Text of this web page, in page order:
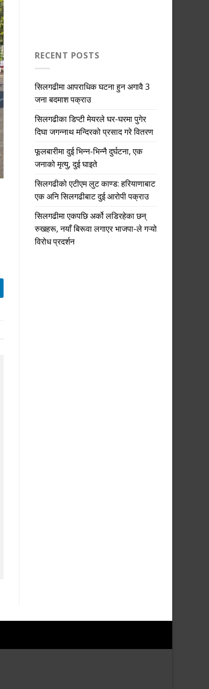
RECENT POSTS
सिलगढीमा आपराधिक घटना हुन अगावै 3
जना बदमाश पक्राउ
सिलगढीका डिप्टी मेयरले घर-घरमा पुगेर
दिघा जगन्नाथ मन्दिरको प्रसाद गरे वितरण
फूलबारीमा दुई भिन्न-भिन्नै दुर्घटना, एक
जनाको मृत्यु, दुई घाइते
सिलगढीको एटीएम लुट काण्ड: हरियाणाबाट
एक अनि सिलगढीबाट दुई आरोपी पक्राउ
सिलगढीमा एकपछि अर्को लडिरहेका छन्
रुखहरू, नयाँ बिरूवा लगाएर भाजपा-ले गऱ्यो
विरोध प्रदर्शन